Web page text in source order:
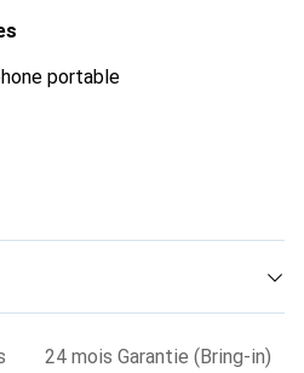
portable
24 mois Garantie (Bring-in)